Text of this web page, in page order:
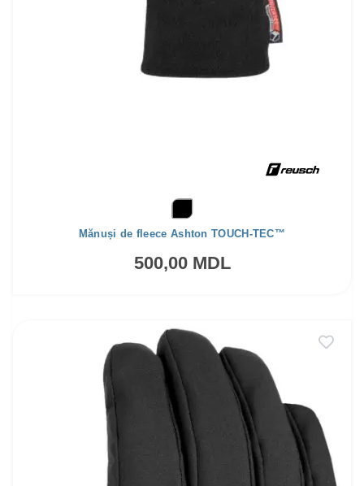
Mănuși de fleece Ashton TOUCH-TEC™
500,00 MDL